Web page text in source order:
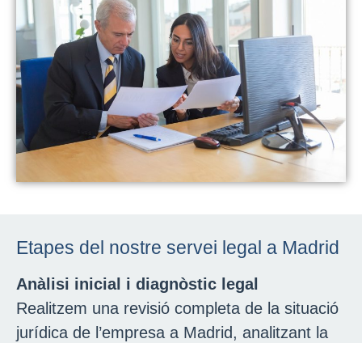
Etapes del nostre servei legal a Madrid
Anàlisi inicial i diagnòstic legal
Realitzem una revisió completa de la situació
jurídica de l’empresa a Madrid, analitzant la